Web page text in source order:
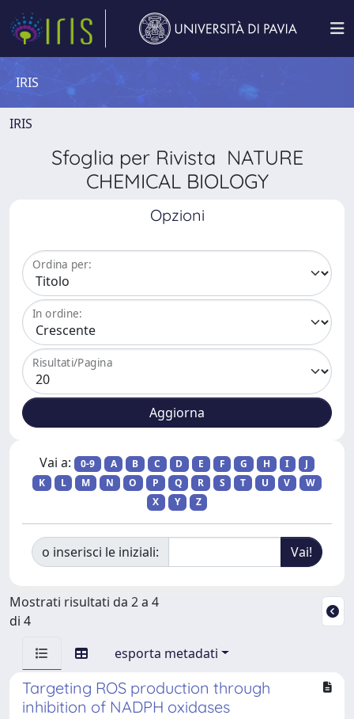
IRIS
IRIS
Sfoglia per Rivista NATURE
CHEMICAL BIOLOGY
Opzioni
Ordina per:
In ordine:
Risultati/Pagina
Vai a: 0-9 A B C D E F G H I
J
K
L M N O P Q R S T U V
W
X
Y Z
o inserisci le iniziali:
Mostrati risultati da 2 a 4
di 4
esporta metadati
Targeting ROS production through
inhibition of NADPH oxidases